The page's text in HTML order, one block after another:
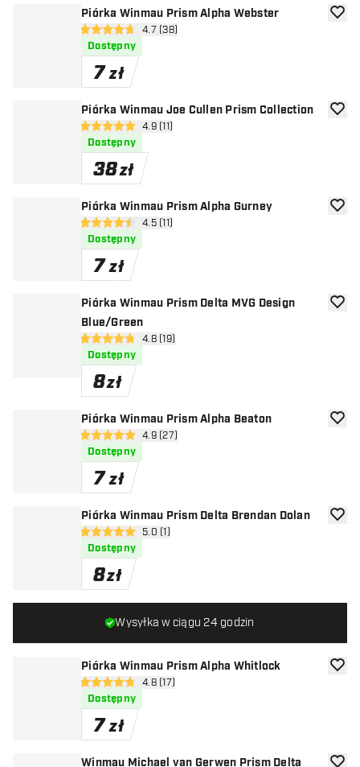
Piórka Winmau Prism Alpha Webster
otwórz panel recenzji
4.7 gwiazdki oceny
4.7 (38)
Dostępny
7 zł
Piórka Winmau Joe Cullen Prism Collection
otwórz panel recenzji
4.9 gwiazdki oceny
4.9 (11)
Dostępny
38zł
Piórka Winmau Prism Alpha Gurney
otwórz panel recenzji
4.5 gwiazdki oceny
4.5 (11)
Dostępny
7 zł
Piórka Winmau Prism Delta MVG Design
Blue/Green
otwórz panel recenzji
4.8 gwiazdki oceny
4.8 (19)
Dostępny
8zł
Piórka Winmau Prism Alpha Beaton
otwórz panel recenzji
4.9 gwiazdki oceny
4.9 (27)
Dostępny
7 zł
Piórka Winmau Prism Delta Brendan Dolan
otwórz panel recenzji
5 gwiazdki oceny
5.0 (1)
Dostępny
8zł
Piórka Winmau Prism Alpha Whitlock
otwórz panel recenzji
4.8 gwiazdki oceny
4.8 (17)
Dostępny
7 zł
Winmau Michael van Gerwen Prism Delta
Wysyłka w ciągu 24 godzin